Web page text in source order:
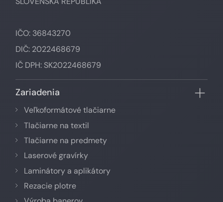
IČO: 36843270
DIČ: 2022468679
IČ DPH: SK2022468679
Zariadenia
Veľkoformátové tlačiarne
Tlačiarne na textil
Tlačiarne na predmety
Laserové gravírky
Laminátory a aplikátory
Rezacie plotre